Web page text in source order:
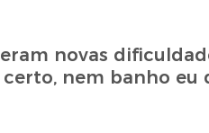
novas
nem banho eu